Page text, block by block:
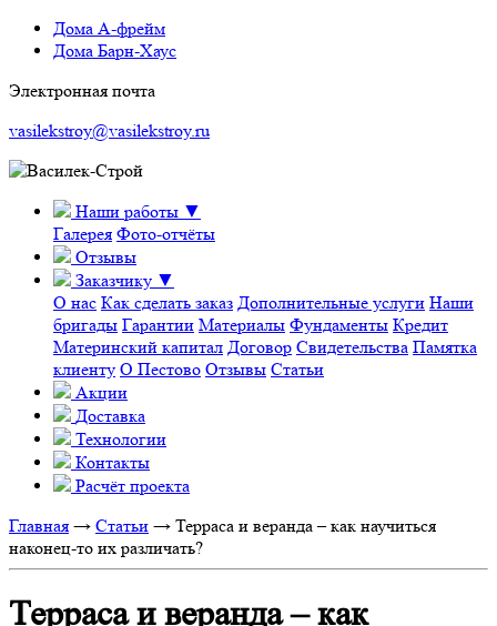
Дома А-фрейм
Дома Барн-Хаус
Электронная почта
vasilekstroy@vasilekstroy.ru
Наши работы ▼
Галерея Фото-отчёты
Отзывы
Заказчику ▼
О нас Как сделать заказ Дополнительные услуги Наши
бригады Гарантии Материалы Фундаменты Кредит
Материнский капитал Договор Свидетельства Памятка
клиенту О Пестово Отзывы Статьи
Акции
Доставка
Технологии
Контакты
Расчёт проекта
Главная → Статьи → Терраса и веранда – как научиться
наконец-то их различать?
Терраса и веранда – как